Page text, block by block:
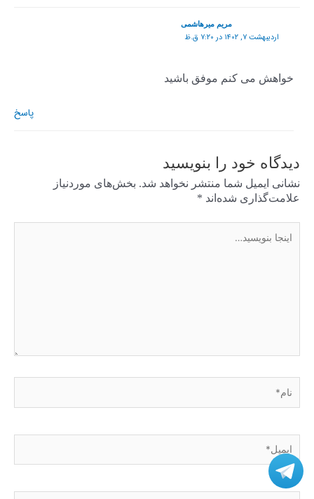
مریم میرهاشمی
اردیبهشت ۷, ۱۴۰۲ در ۷:۲۰ ق.ظ
خواهش می کنم موفق باشید
پاسخ
دیدگاه‌ خود را بنویسید
نشانی ایمیل شما منتشر نخواهد شد. بخش‌های موردنیاز
علامت‌گذاری شده‌اند *
بنویسید…